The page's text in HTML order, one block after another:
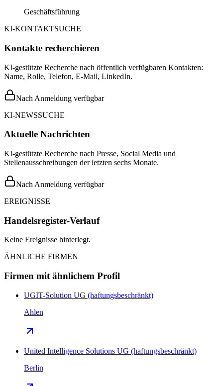
Geschäftsführung
KI-KONTAKTSUCHE
Kontakte recherchieren
KI-gestützte Recherche nach öffentlich verfügbaren Kontakten:
Name, Rolle, Telefon, E-Mail, LinkedIn.
Nach Anmeldung verfügbar
KI-NEWSSUCHE
Aktuelle Nachrichten
KI-gestützte Recherche nach Presse, Social Media und
Stellenausschreibungen der letzten sechs Monate.
Nach Anmeldung verfügbar
EREIGNISSE
Handelsregister-Verlauf
Keine Ereignisse hinterlegt.
ÄHNLICHE FIRMEN
Firmen mit ähnlichem Profil
UGIT-Solution UG (haftungsbeschränkt)
Ahlen
United Intelligence Solutions UG (haftungsbeschränkt)
Berlin